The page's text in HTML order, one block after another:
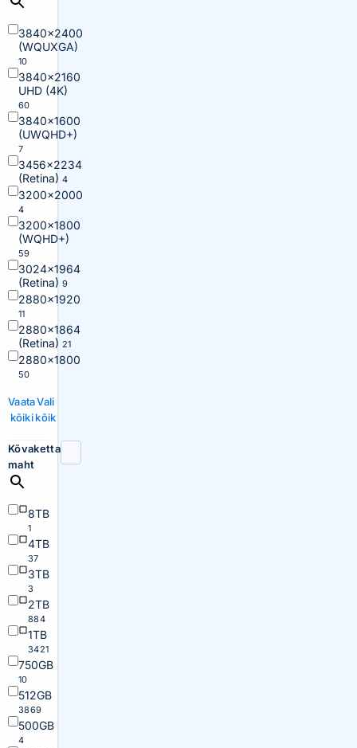
3840×2400
(WQUXGA)
10
3840×2160
UHD (4K)
60
3840×1600
(UWQHD+)
7
3456×2234
(Retina) 4
3200×2000
4
3200×1800
(WQHD+)
59
3024×1964
(Retina) 9
2880×1920
11
2880×1864
(Retina) 21
2880×1800
50
Vaata
kõiki
Vali
kõik
Kõvaketta
maht
8TB
1
4TB
37
3TB
3
2TB
884
1TB
3421
750GB
10
512GB
3869
500GB
4